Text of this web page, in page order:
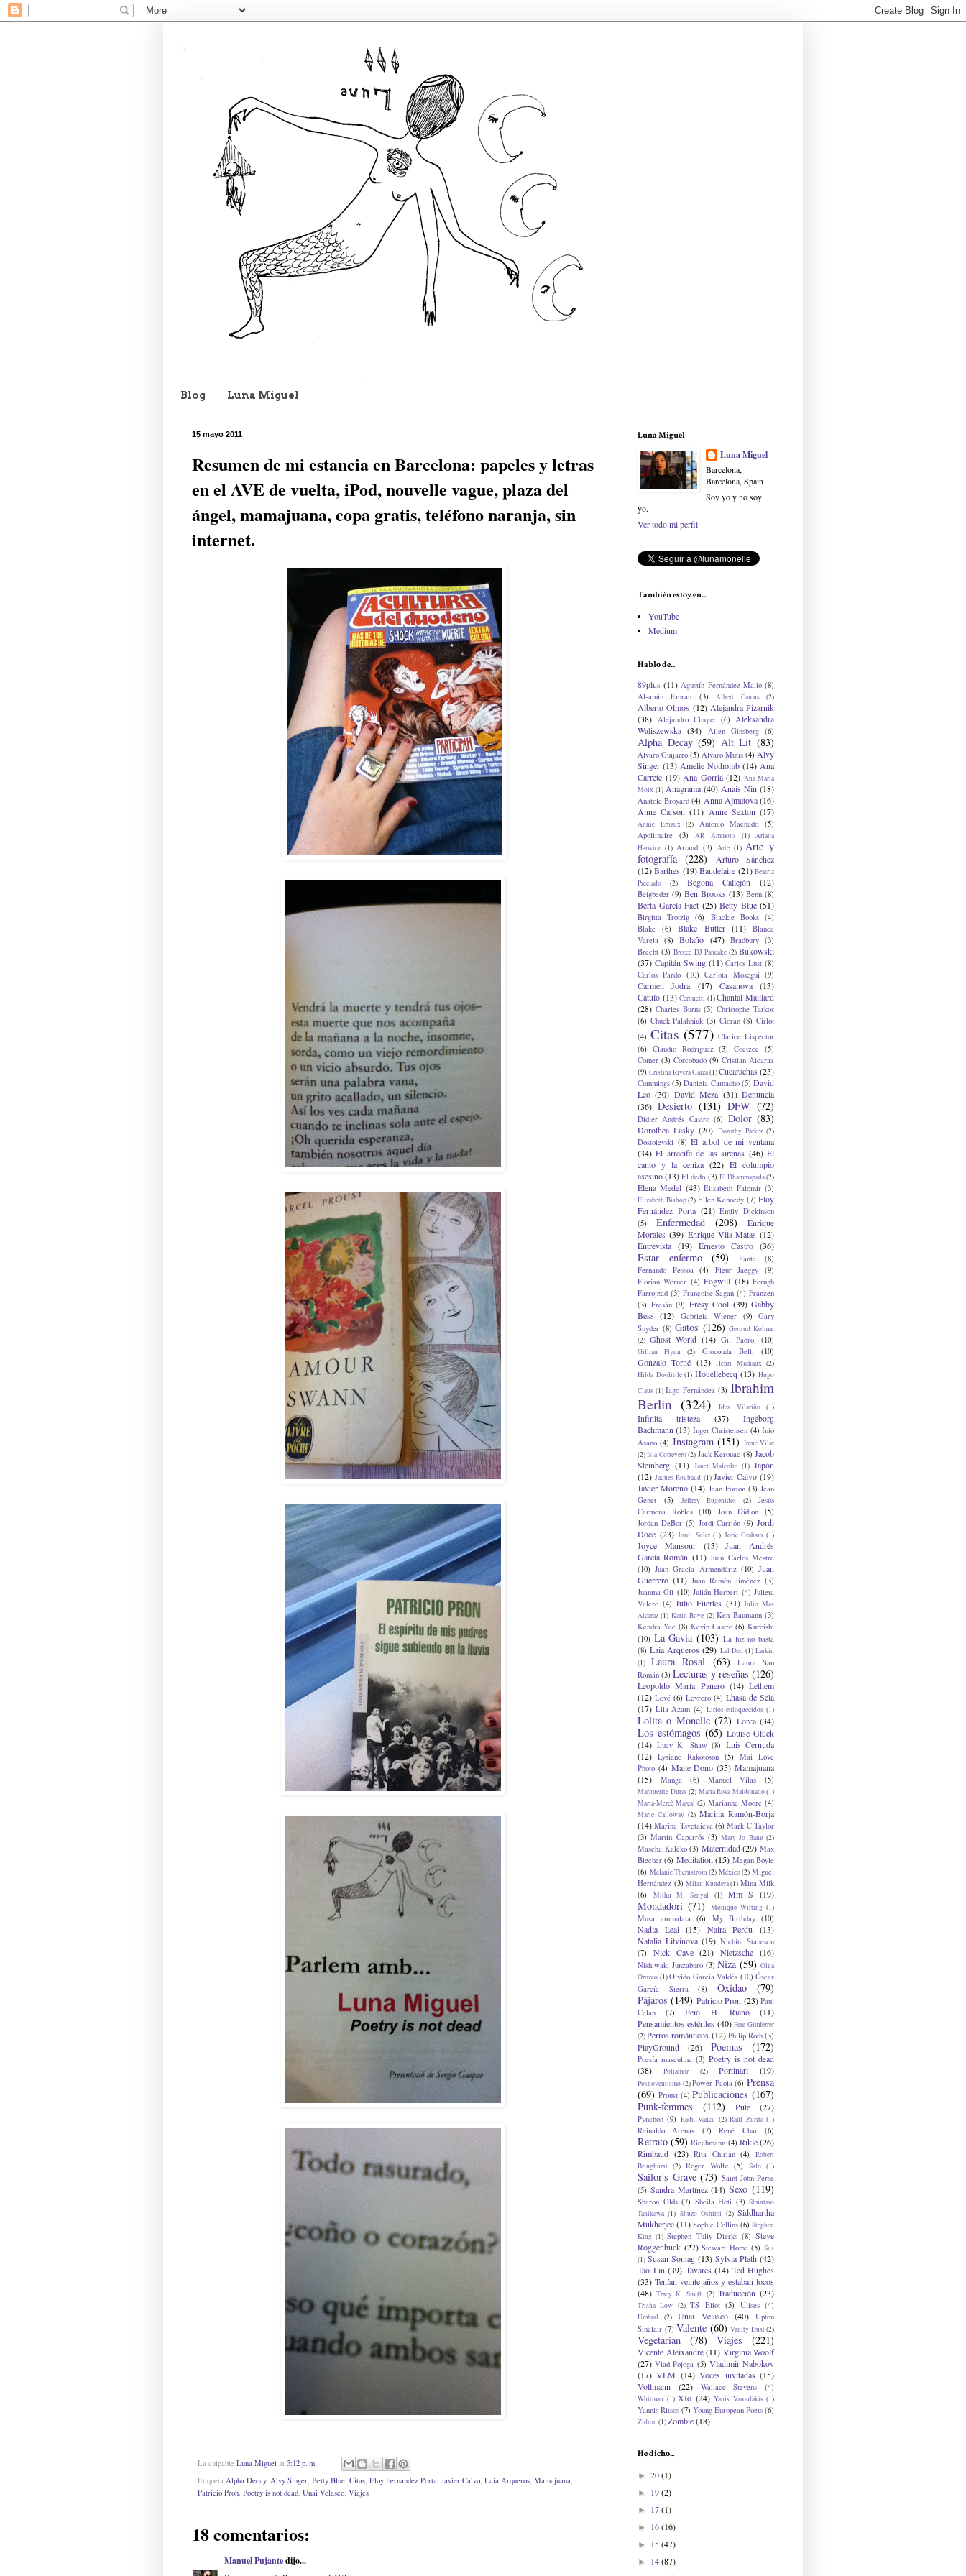
Blog Luna Miguel
15 mayo 2011
Resumen de mi estancia en Barcelona: papeles y letras
en el AVE de vuelta, iPod, nouvelle vague, plaza del
ángel, mamajuana, copa gratis, teléfono naranja, sin
internet.
La culpable Luna Miguel at 5:12 p. m.
Etiqueta Alpha Decay, Alvy Singer, Betty Blue, Citas, Eloy Fernández Porta, Javier Calvo, Laia Arqueros, Mamajuana,
Patricio Pron, Poetry is not dead, Unai Velasco, Viajes
18 comentarios:
Manuel Pujantedijo...
Luna Miguel
Luna Miguel
Barcelona,
Barcelona, Spain
Soy yo y no soy
yo.
Ver todo mi perfil
También estoy en...
YouTube
Medium
Hablo de...
89plus (11) Agustín Fernández Mallo (8)
Al-amin Emran
(3) Albert Camus (2)
Alberto Olmos (12) Alejandra Pizarnik
(38)
Alejandro Cinque (6)
Aleksandra
Waliszewska (34) Allen Ginsberg (6)
Alpha Decay (59) Alt Lit (83)
Alvaro Guijarro (5) Alvaro Mutis (4) Alvy
Singer (13) Amelie Nothomb (14) Ana
Carrete (19) Ana Gorria (12) Ana María
Moix (1) Anagrama (40) Anais Nin (18)
Anatole Broyard (4) Anna Ajmátova (16)
Anne Carson (11) Anne Sexton (17)
Annie Ernaux (2) Antonio Machado
(5)
Apollinaire
(3) AR Ammons (1)
Ariana
Harwicz (1) Artaud (3) Arte (1) Arte y
fotografía (228)
Arturo Sánchez
(12) Barthes (19) Baudelaire (21) Beatriz
Preciado
(2) Begoña Callejón (12)
Beigbeder (9) Ben Brooks (13) Benn (8)
Berta García Faet (25) Betty Blue (51)
Birgitta Trotzig (6) Blackie Books (4)
Blake
(6) Blake Butler (11)
Blanca
Varela
(8) Bolaño (47) Bradbury (3)
Brecht (3) Breece DJ Pancake (2) Bukowski
(37) Capitán Swing (11) Carlos Lust (8)
Carlos Pardo (10) Carlota Moseguí (9)
Carmen Jodra (17) Casanova
(13)
Catulo (13) Ceronetti (1) Chantal Maillard
(28) Charles Burns (5) Christophe Tarkos
(6) Chuck Palahniuk (3) Cioran (8) Cirlot
(4) Citas (577) Clarice Lispector
(6)
Claudio Rodríguez (3) Coetzee (5)
Comer (3) Corcobado (9) Cristian Alcaraz
(9) Cristina Rivera Garza(1)Cucarachas (23)
Cummings (5) Daniela Camacho (5) David
Leo (30) David Meza (31) Denuncia
(36) Desierto (131) DFW (72)
Didier Andrés Castro (6) Dolor (83)
Dorothea Lasky (20) Dorothy Parker (2)
Dostoievski (8) El arbol de mi ventana
(34) El arrecife de las sirenas (46) El
canto y la ceniza (22) El columpio
asesino(13) El dedo (3) El Dhammapada(2)
Elena Medel (43) Elisabeth Falomir (3)
Elizabeth Bishop(2) Ellen Kennedy (7) Eloy
Fernández Porta (21) Emily Dickinson
(5)
Enfermedad (208)
Enrique
Morales (39) Enrique Vila-Matas (12)
Entrevista (19) Ernesto Castro (36)
Estar enfermo (59) Fante
(8)
Fernando Pessoa
(4) Fleur Jaeggy
(9)
Florian Werner (4) Fogwill (18) Forugh
Farrojzad (3) Françoise Sagan (4) Franzen
(3) Fresán (9) Fresy Cool (39) Gabby
Bess (12) Gabriela Wiener (9)
Gary
Snyder (8) Gatos (126) Gertrud Kolmar
(2) Ghost World (14) Gil Padrol (10)
Gillian Flynn (2) Gioconda Belli (10)
Gonzalo Torné (13) Henri Michaux (2)
Hilda Doolittle (1) Houellebecq (13) Hugo
Claus (1) Iago Fernández (3) Ibrahim
Berlin (324) Idea Vilariño (1)
Infinita tristeza (37)
Ingeborg
Bachmann (13) Inger Christensen (4) Inio
Asano (4) Instagram (151) Irene Vilar
(2)Isla Correyero(2) Jack Kerouac (8) Jacob
Steinberg (11) Janet Malcolm (1) Japón
(12) Jaques Roubaud (1) Javier Calvo (19)
Javier Moreno (14) Jean Forton (3) Jean
Genet
(5) Jeffrey Eugenides (2)
Jesús
Carmona Robles
(10) Joan Didion
(5)
Jordan DeBor (5) Jordi Carrión (9) Jordi
Doce (23) Jordi Soler (1) Jorie Graham (1)
Joyce Mansour (13)
Juan Andrés
García Román (11) Juan Carlos Mestre
(10) Juan Gracia Armendáriz (10) Juan
Guerrero (11) Juan Ramón Jiménez (3)
Juanma Gil (10) Julián Herbert (4) Julieta
Valero (4) Julio Fuertes (31) Julio Mas
Alcaraz (1) Karin Boye (2) Ken Baumann (3)
Kendra Yee (8) Kevin Castro (6) Kureishi
(10) La Gavia (103) La luz no basta
(8) Laia Arqueros (29) Lal Ded (1) Larkin
(1)
Laura Rosal (63)
Laura San
Román (3) Lecturas y reseñas (126)
Leopoldo María Panero (14) Lethem
(12) Levé (6) Levrero (4) Lhasa de Sela
(17) Lila Azam (4) Lirios enloquecidos (1)
Lolita o Monelle (72) Lorca (34)
Los estómagos (65) Louise Gluck
(14) Lucy K. Shaw (8) Luis Cernuda
(12) Lysiane Rakotoson (5)
Mai Love
Photo (4) Maite Dono (35) Mamajuana
(15)
Manga (6) Manuel Vilas (5)
Marguerite Duras(2) María Rosa Maldonado(1)
Maria-Mercè Marçal (2) Marianne Moore (4)
Marie Calloway (2) Marina Ramón-Borja
(14) Marina Tsvetaieva (6) Mark C Taylor
(3) Martín Caparrós (3) Mary Jo Bang (2)
Mascha Kaléko (3) Maternidad (29) Max
Blecher (6) Meditation (15) Megan Boyle
(6) Melanie Thernstrom (2) México (2) Miguel
Hernández (3) Milan Kundera(1) Mina Milk
(6)
Mithu M. Sanyal (1) Mm S (19)
Mondadori (71) Monique Witting (1)
Musa ammalata (6) My Birthday (10)
Nadia Leal (15) Naira Perdu
(13)
Natalia Litvinova (19) Nichita Stanescu
(7)
Nick Cave (21) Nietzsche (16)
Nishiwaki Junzaburo (3) Niza (59) Olga
Orozco (1)Olvido García Valdés (10) Óscar
García Sierra
(8) Oxidao
(79)
Pájaros (149) Patricio Pron (23) Paul
Celan
(7) Peio H. Riaño
(11)
Pensamientos estériles (40) Pere Gimferrer
(2)Perros románticos (12) Philip Roth (3)
PlayGround (26) Poemas (172)
Poesía masculina (3) Poetry is not dead
(38)
Poliamor (2) Portinari (19)
Posnoventismo (2) Power Paola (6) Prensa
(69) Proust (4) Publicaciones (167)
Punk-femmes
(112) Pute (27)
Pynchon (9) Radu Vancu (2) Raúl Zurita (1)
Reinaldo Arenas (7) René Char (6)
Retrato (59) Riechmann (4) Rikle (26)
Rimbaud (23) Rita Chirian (4)
Robert
Bringhurst (2) Roger Wolfe (5) Safo (1)
Sailor's Grave (73) Saint-John Perse
(5) Sandra Martínez (14) Sexo (119)
Sharon Olds (7) Sheila Heti (3) Shuntaro
Tanikawa (1) Shuzo Oshimi (2) Siddhartha
Mukherjee (11) Sophie Collins (6) Stephen
King (1) Stephen Tully Dierks (8) Steve
Roggenbuck (27) Stewart Home (5) Sus
(1) Susan Sontag (13) Sylvia Plath (42)
Tao Lin (39) Tavares (14) Ted Hughes
(33) Tenían veinte años y estaban locos
(48) Tracy K. Smith (2) Traducción (23)
Trisha Low (2) TS Eliot (5) Ulises (4)
Umbral (2) Unai Velasco (40)
Upton
Sinclair (7) Valente (60) Vanity Dust(2)
Vegetarian (78) Viajes (221)
Vicente Aleixandre (11) Virginia Woolf
(27) Vlad Pojoga (5) Vladimir Nabokov
(17) VLM (14) Voces invitadas (15)
Vollmann
(22) Wallace Stevens (4)
Whitman (1) XIo (24) Yanis Varoufakis (1)
Yannis Ritsos (7) Young European Poets (6)
Zidrou(1)Zombie(18)
He dicho...
► 20(1)
► 19(2)
► 17(1)
► 16(16)
► 15(47)
► 14(87)